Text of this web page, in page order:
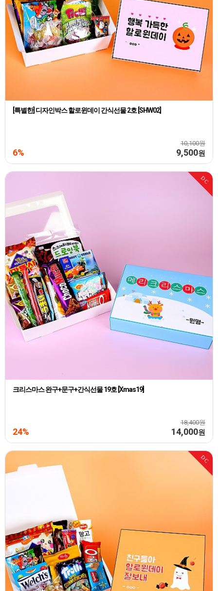
[특별한] 디자인박스 할로윈데이 간식선물 2호 [SHW02]
10,100원
6% 9,500원
DC
크리스마스 완구+문구+간식선물 19호 [Xmas19]
18,400원
24% 14,000원
DC